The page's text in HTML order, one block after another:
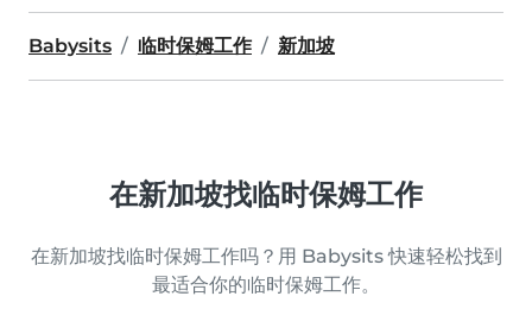
Babysits 临时保姆工作 新加坡
在新加坡找临时保姆工作
在新加坡找临时保姆工作吗？用 Babysits 快速轻松找到
最适合你的临时保姆工作。